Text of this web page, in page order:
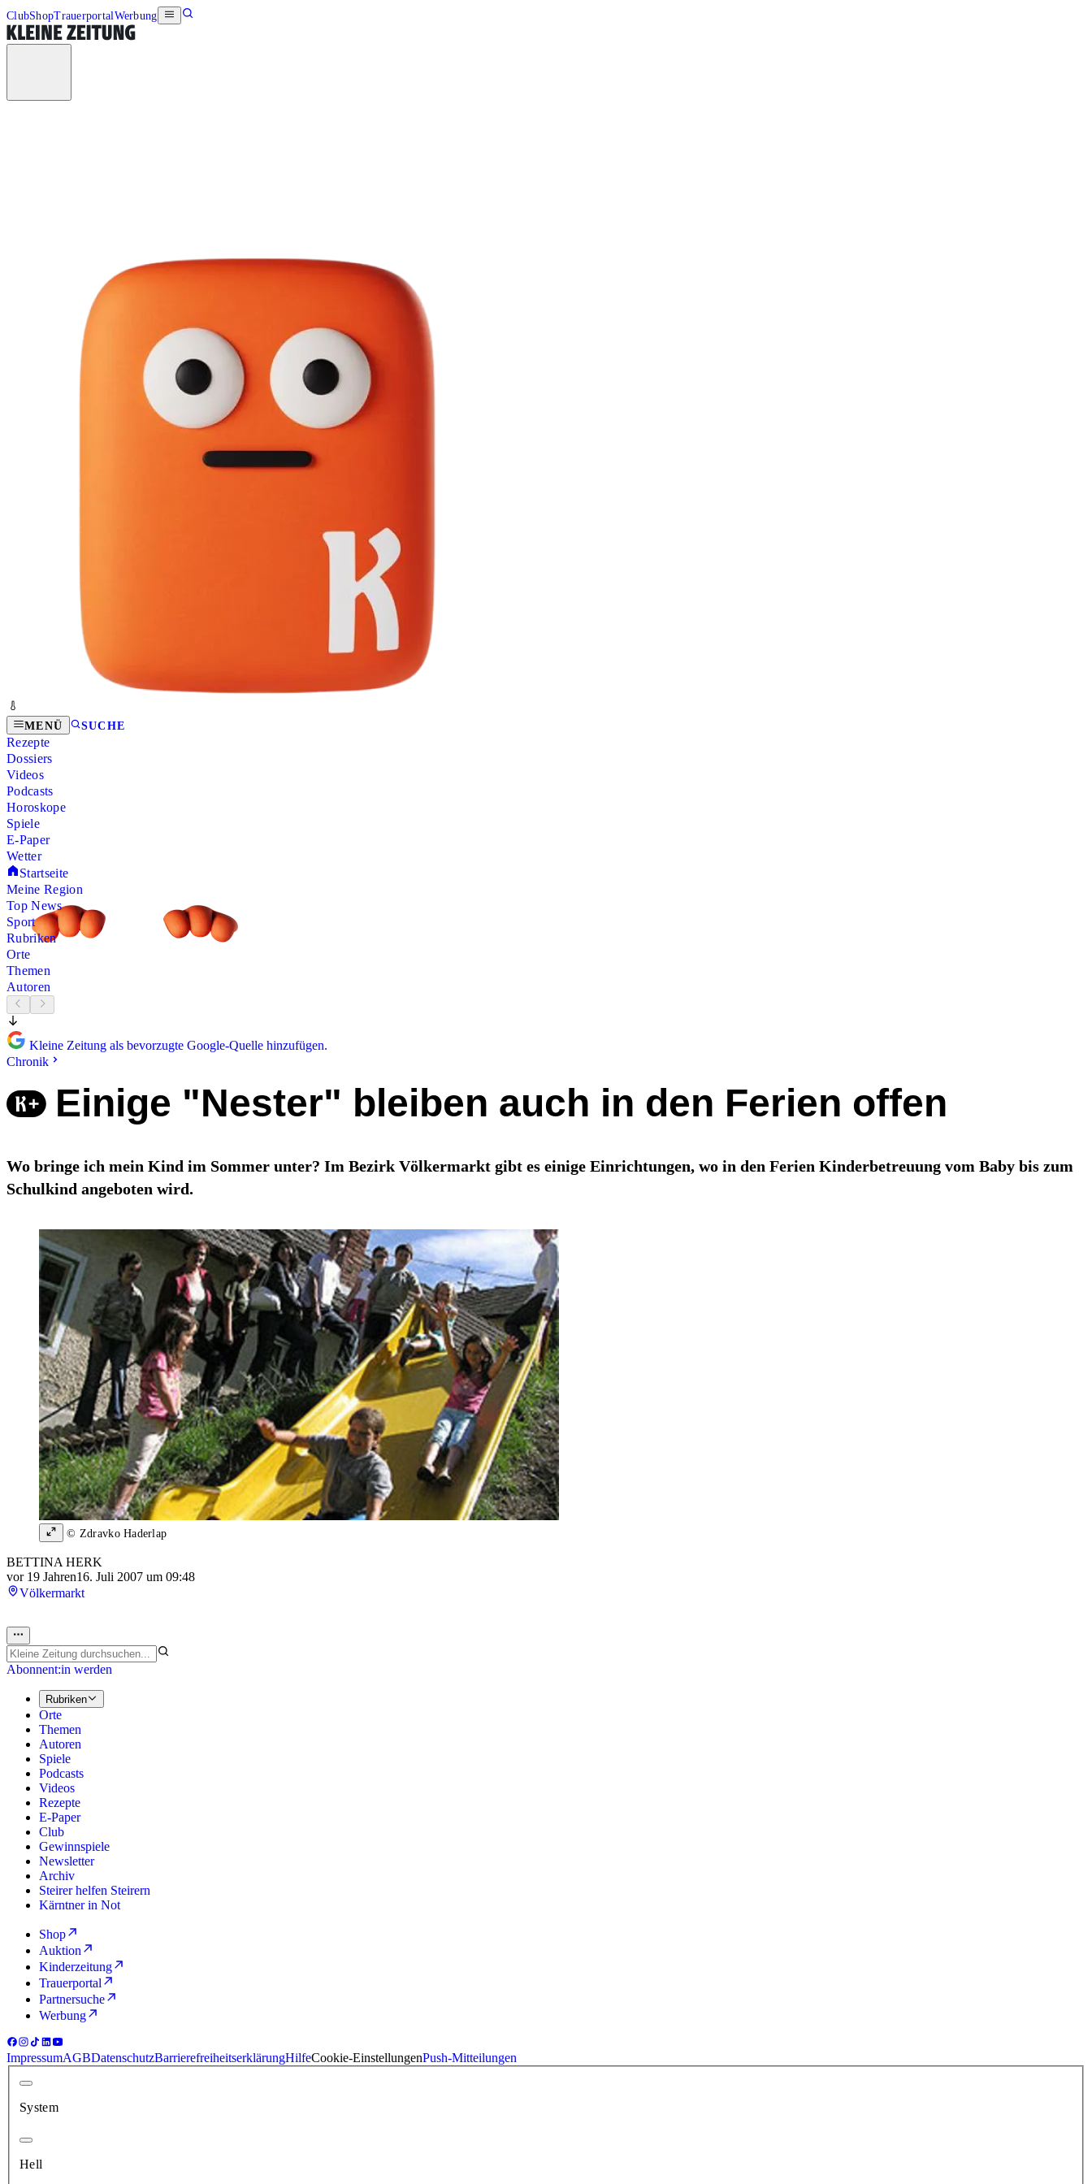
ClubShopTrauerportalWerbung
MENÜ SUCHE
Rezepte
Dossiers
Videos
Podcasts
Horoskope
Spiele
E-Paper
Wetter
Startseite
Meine Region
Top News
Sport
Rubriken
Orte
Themen
Autoren
Kleine Zeitung als bevorzugte Google-Quelle hinzufügen.
Chronik
Einige "Nester" bleiben auch in den Ferien offen
Wo bringe ich mein Kind im Sommer unter? Im Bezirk Völkermarkt gibt es einige Einrichtungen, wo in den Ferien Kinderbetreuung vom Baby bis zum
Schulkind angeboten wird.
© Zdravko Haderlap
BETTINA HERK
vor 19 Jahren16. Juli 2007 um 09:48
Völkermarkt
Abonnent:in werden
Rubriken
Orte
Themen
Autoren
Spiele
Podcasts
Videos
Rezepte
E-Paper
Club
Gewinnspiele
Newsletter
Archiv
Steirer helfen Steirern
Kärntner in Not
Shop
Auktion
Kinderzeitung
Trauerportal
Partnersuche
Werbung
ImpressumAGBDatenschutzBarrierefreiheitserklärungHilfeCookie-EinstellungenPush-Mitteilungen
System
Hell